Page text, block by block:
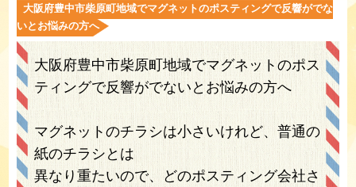
大阪府豊中市柴原町地域でマグネットのポスティングで反響がでな
いとお悩みの方へ
大阪府豊中市柴原町地域でマグネットのポス
ティングで反響がでないとお悩みの方へ
マグネットのチラシは小さいけれど、普通の
紙のチラシとは
異なり重たいので、どのポスティング会社さ